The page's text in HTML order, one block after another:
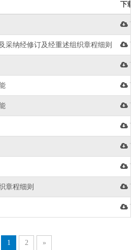
下载
下
采纳经修订及经重述组织章程细则 下
下
下
下
下
下
下
章程细则 下
下
1 2 »